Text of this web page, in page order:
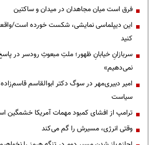
فرق است میان مجاهدان در میدان و ساکتین
این دیپلماسی نمایشی، شکست خورده است/
کنید
سربازانِ خیابانِ ظهور؛ ملتِ مبعوثِ رودسر در
نمی‌دهیم»
امیر دبیری‌مهر در سوگ دکتر ابوالقاسم
سیاست
ترامپ از افشای کمبود مهمات آمریکا خشمگین
وقتی انرژی، مسیرش را گم می‌کند